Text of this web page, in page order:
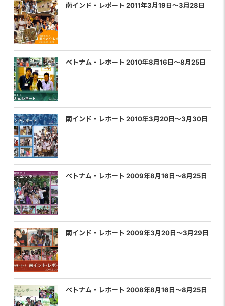
南インド・レポート 2011年3月19日〜3月28日
べトナム・レポート 2010年8月16日〜8月25日
南インド・レポート 2010年3月20日〜3月30日
ベトナム・レポート 2009年8月16日〜8月25日
南インド・レポート 2009年3月20日〜3月29日
ベトナム・レポート 2008年8月16日〜8月25日